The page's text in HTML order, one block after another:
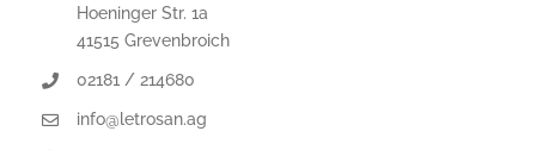
Hoeninger Str. 1a
41515 Grevenbroich
02181 / 214680
info@letrosan.ag